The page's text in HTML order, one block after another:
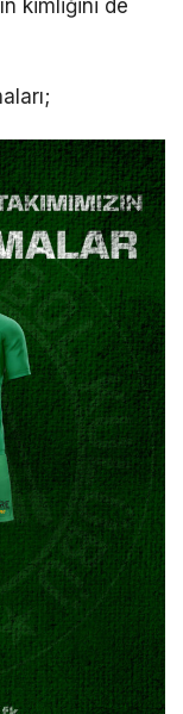
kimliğini de